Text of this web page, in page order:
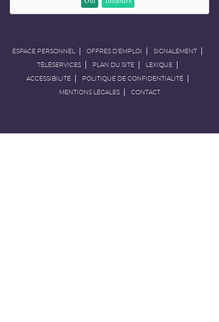
ESPACE PERSONNEL OFFRES D'EMPLOI SIGNALEMENT
TÉLÉSERVICES PLAN DU SITE LEXIQUE
ACCESSIBILITÉ POLITIQUE DE CONFIDENTIALITÉ
MENTIONS LÉGALES CONTACT